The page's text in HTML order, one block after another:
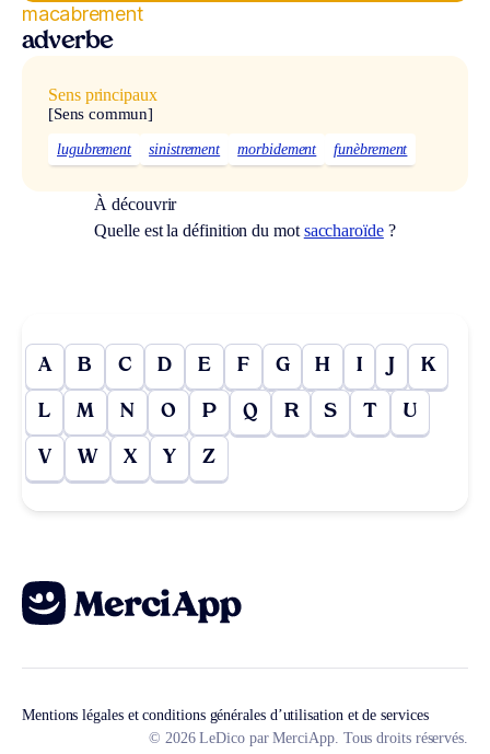
macabrement
adverbe
Sens principaux
[Sens commun]
lugubrement sinistrement morbidement funèbrement
À découvrir
Quelle est la définition du mot saccharoïde?
A B C D E F G H I J K
L M N O P Q R S T U
V W X Y Z
Mentions légales et conditions générales d’utilisation et de services
© 2026 LeDico par MerciApp. Tous droits réservés.